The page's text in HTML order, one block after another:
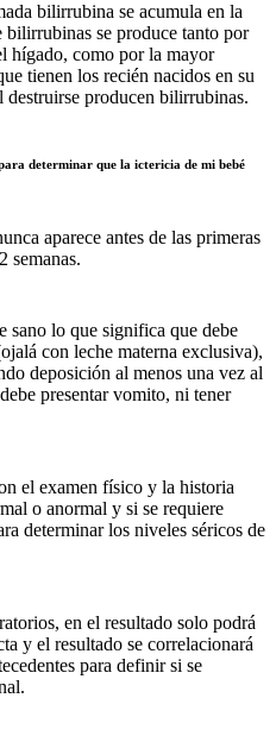
bilirrubina se acumula en la
bilirrubinas se produce tanto por
hígado, como por la mayor
tienen los recién nacidos en su
destruirse producen bilirrubinas.
determinar que la ictericia de mi bebé
aparece antes de las primeras
semanas.
sano lo que significa que debe
con leche materna exclusiva),
deposición al menos una vez al
presentar vomito, ni tener
el examen físico y la historia
o anormal y si se requiere
determinar los niveles séricos de
en el resultado solo podrá
y el resultado se correlacionará
para definir si se